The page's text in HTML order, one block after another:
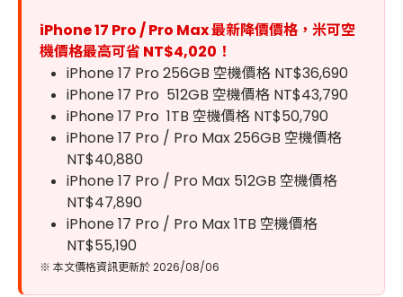
iPhone 17 Pro / Pro Max 最新降價價格，米可空
機價格最高可省 NT$4,020！
iPhone 17 Pro 256GB 空機價格 NT$36,690
iPhone 17 Pro 512GB 空機價格 NT$43,790
iPhone 17 Pro 1TB 空機價格 NT$50,790
iPhone 17 Pro / Pro Max 256GB 空機價格
NT$40,880
iPhone 17 Pro / Pro Max 512GB 空機價格
NT$47,890
iPhone 17 Pro / Pro Max 1TB 空機價格
NT$55,190
※ 本文價格資訊更新於 2026/08/06